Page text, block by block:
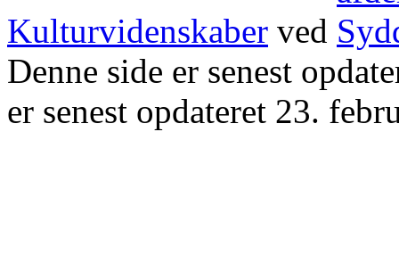
Kulturvidenskaber ved
Denne side er senest
er senest opdateret 23.